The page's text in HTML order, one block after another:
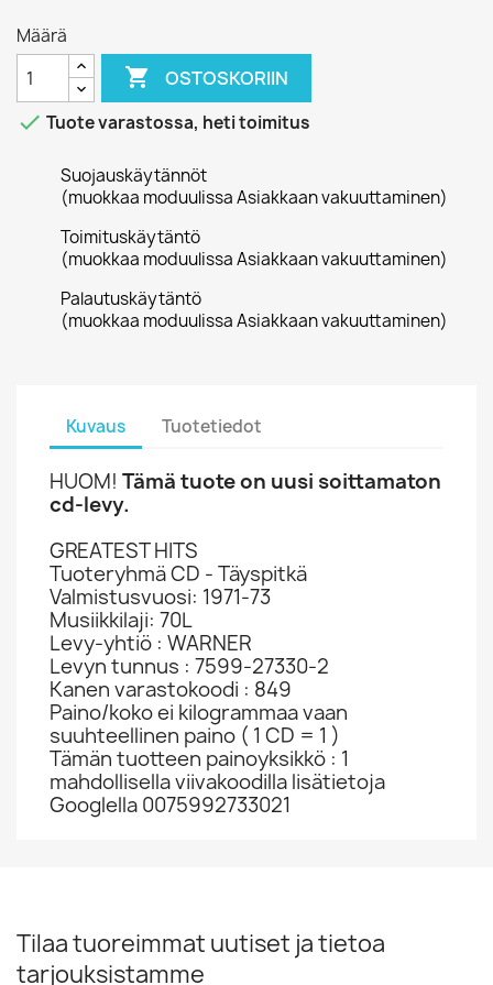
Määrä
 OSTOSKORIIN
 Tuote varastossa, heti toimitus
Suojauskäytännöt
(muokkaa moduulissa Asiakkaan vakuuttaminen)
Toimituskäytäntö
(muokkaa moduulissa Asiakkaan vakuuttaminen)
Palautuskäytäntö
(muokkaa moduulissa Asiakkaan vakuuttaminen)
Kuvaus Tuotetiedot
HUOM! Tämä tuote on uusi soittamaton
cd-levy.
GREATEST HITS
Tuoteryhmä CD - Täyspitkä
Valmistusvuosi: 1971-73
Musiikkilaji: 70L
Levy-yhtiö : WARNER
Levyn tunnus : 7599-27330-2
Kanen varastokoodi : 849
Paino/koko ei kilogrammaa vaan
suuhteellinen paino ( 1 CD = 1 )
Tämän tuotteen painoyksikkö : 1
mahdollisella viivakoodilla lisätietoja
Googlella 0075992733021
Tilaa tuoreimmat uutiset ja tietoa
tarjouksistamme